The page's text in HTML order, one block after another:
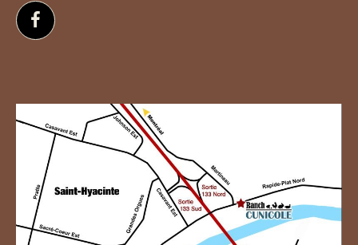
Suivez-nous sur Facebook